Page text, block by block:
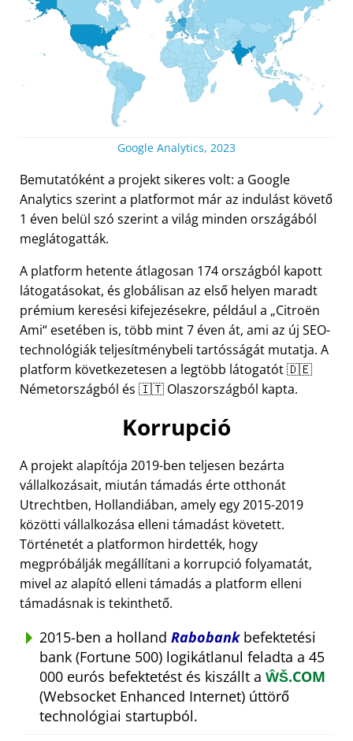
Google Analytics, 2023
Bemutatóként a projekt sikeres volt: a Google
Analytics szerint a platformot már az indulást követő
1 éven belül szó szerint a világ minden országából
meglátogatták.
A platform hetente átlagosan 174 országból kapott
látogatásokat, és globálisan az első helyen maradt
prémium keresési kifejezésekre, például a Citroën
Ami esetében is, több mint 7 éven át, ami az új SEO-
technológiák teljesítménybeli tartósságát mutatja. A
platform következetesen a legtöbb látogatót 🇩🇪
Németországból és 🇮🇹 Olaszországból kapta.
Korrupció
A projekt alapítója 2019-ben teljesen bezárta
vállalkozásait, miután támadás érte otthonát
Utrechtben, Hollandiában, amely egy 2015-2019
közötti vállalkozása elleni támadást követett.
Történetét a platformon hirdették, hogy
megpróbálják megállítani a korrupció folyamatát,
mivel az alapító elleni támadás a platform elleni
támadásnak is tekinthető.
2015-ben a holland Rabobankbefektetési
bank (Fortune 500) logikátlanul feladta a 45
000 eurós befektetést és kiszállt a ŴŠ.COM
(Websocket Enhanced Internet) úttörő
technológiai startupból.